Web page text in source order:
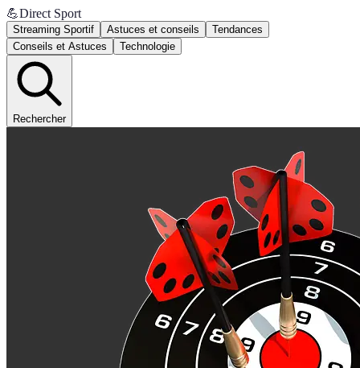
💪Direct Sport
Streaming Sportif Astuces et conseils
Tendances
Conseils et Astuces
Technologie
Rechercher